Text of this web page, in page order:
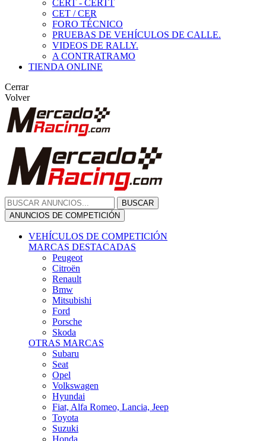
CERT - CERTT
CET / CER
FORO TÉCNICO
PRUEBAS DE VEHÍCULOS DE CALLE.
VIDEOS DE RALLY.
A CONTRATRAMO
TIENDA ONLINE
Cerrar
Volver
BUSCAR
ANUNCIOS DE COMPETICIÓN
VEHÍCULOS DE COMPETICIÓN
MARCAS DESTACADAS
Peugeot
Citroën
Renault
Bmw
Mitsubishi
Ford
Porsche
Skoda
OTRAS MARCAS
Subaru
Seat
Opel
Volkswagen
Hyundai
Fiat, Alfa Romeo, Lancia, Jeep
Toyota
Suzuki
Honda